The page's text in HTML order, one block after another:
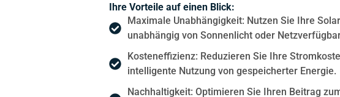
Ihre Vorteile auf einen Blick:
Maximale Unabhängigkeit: Nutzen Sie Ihre
unabhängig von Sonnenlicht oder
Kosteneffizienz: Reduzieren Sie Ihre
intelligente Nutzung von gespeicherter Energie.
Nachhaltigkeit: Optimieren Sie Ihren Beitrag